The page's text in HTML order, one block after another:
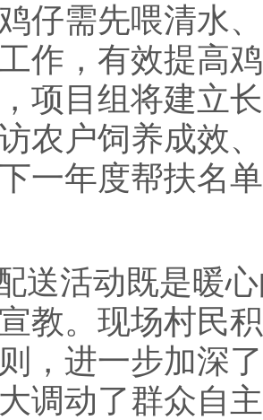
仔需先喂清水
作，有效提高
项目组将建立
农户饲养成效
一年度帮扶名
送活动既是暖
教。现场村民
，进一步加深
调动了群众自